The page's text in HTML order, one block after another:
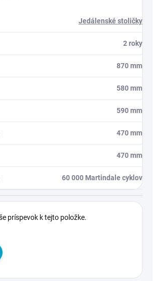
Jedálenské stoličky
2 roky
870 mm
580 mm
590 mm
470 mm
470 mm
60 000 Martindale cyklov
príspevok k tejto položke.